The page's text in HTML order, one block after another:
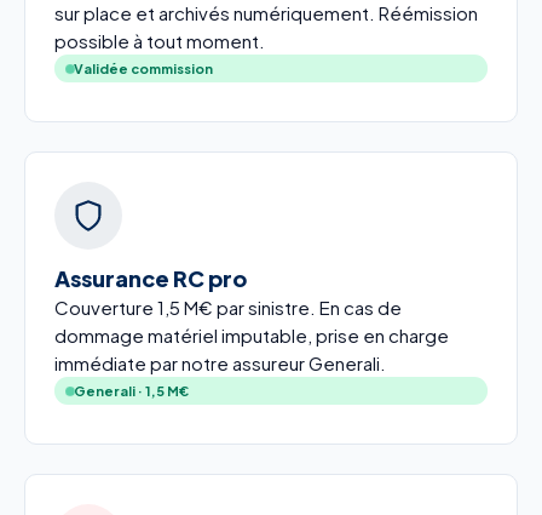
sur place et archivés numériquement. Réémission
possible à tout moment.
Validée commission
Assurance RC pro
Couverture 1,5 M€ par sinistre. En cas de
dommage matériel imputable, prise en charge
immédiate par notre assureur Generali.
Generali · 1,5 M€